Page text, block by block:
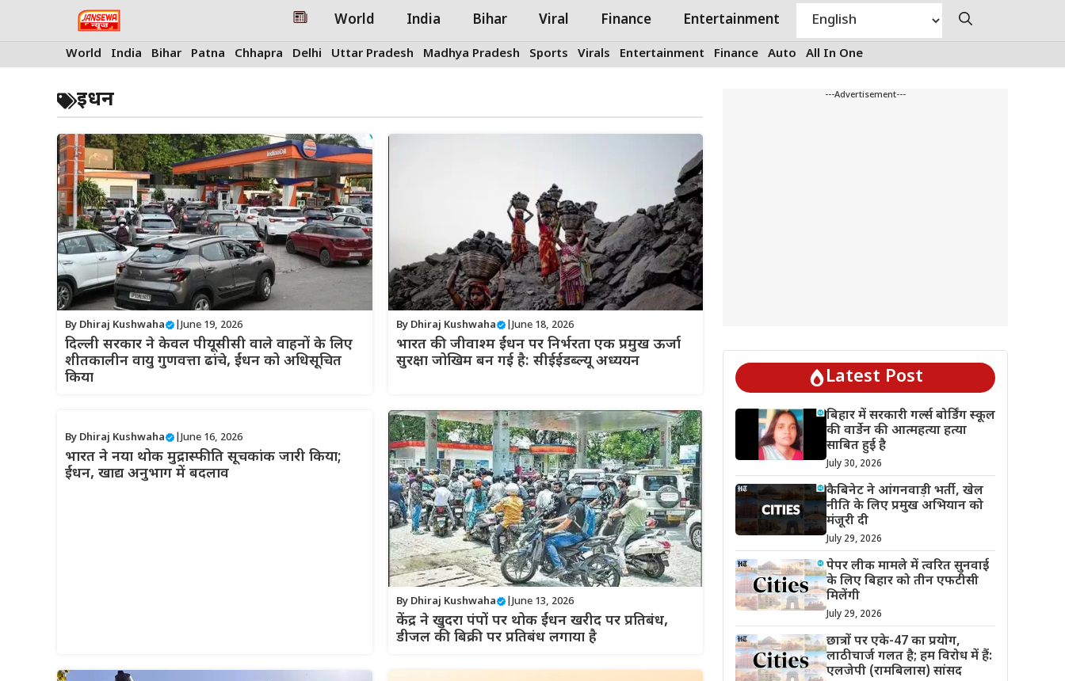
World India Bihar Viral Finance Entertainment
World India Bihar Patna Chhapra Delhi Uttar Pradesh Madhya Pradesh Sports Virals Entertainment Finance Auto All In One
ईधन
By Dhiraj Kushwaha June 19, 2026
दिल्ली सरकार ने केवल पीयूसीसी वाले वाहनों के लिए
शीतकालीन वायु गुणवत्ता ढांचे, ईंधन को अधिसूचित
किया
By Dhiraj Kushwaha | June 18, 2026
भारत की जीवाश्म ईंधन पर निर्भरता एक प्रमुख ऊर्जा
सुरक्षा जोखिम बन गई है: सीईईडब्ल्यू अध्ययन
By Dhiraj Kushwaha June 16, 2026
भारत ने नया थोक मुद्रास्फीति सूचकांक जारी किया;
ईंधन, खाद्य अनुभाग में बदलाव
By Dhiraj Kushwaha | June 13, 2026
केंद्र ने खुदरा पंपों पर थोक ईंधन खरीद पर प्रतिबंध,
डीजल की बिक्री पर प्रतिबंध लगाया है
---Advertisement---
Latest Post
बिहार में सरकारी गर्ल्स बोर्डिंग स्कूल
की वार्डेन की आत्महत्या हत्या
साबित हुई है
July 30, 2026
कैबिनेट ने आंगनवाड़ी भर्ती, खेल
नीति के लिए प्रमुख अभियान को
मंजूरी दी
July 29, 2026
पेपर लीक मामले में त्वरित सुनवाई
के लिए बिहार को तीन एफटीसी
मिलेंगी
July 29, 2026
छात्रों पर एके-47 का प्रयोग,
लाठीचार्ज गलत है; हम विरोध में हैं:
एलजेपी (रामबिलास) सांसद